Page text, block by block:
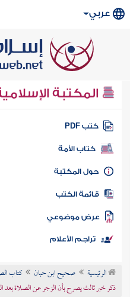
عربي
المكتبة
كتب PDF
كتاب الأمة
المكتبة
الكتب
موضوعي
تراجم الأعلام
الرئيسية صحيح ابن حبان كتاب
ذكر خبر ثالث يصرح بأن الزجر عن الصلاة بعد